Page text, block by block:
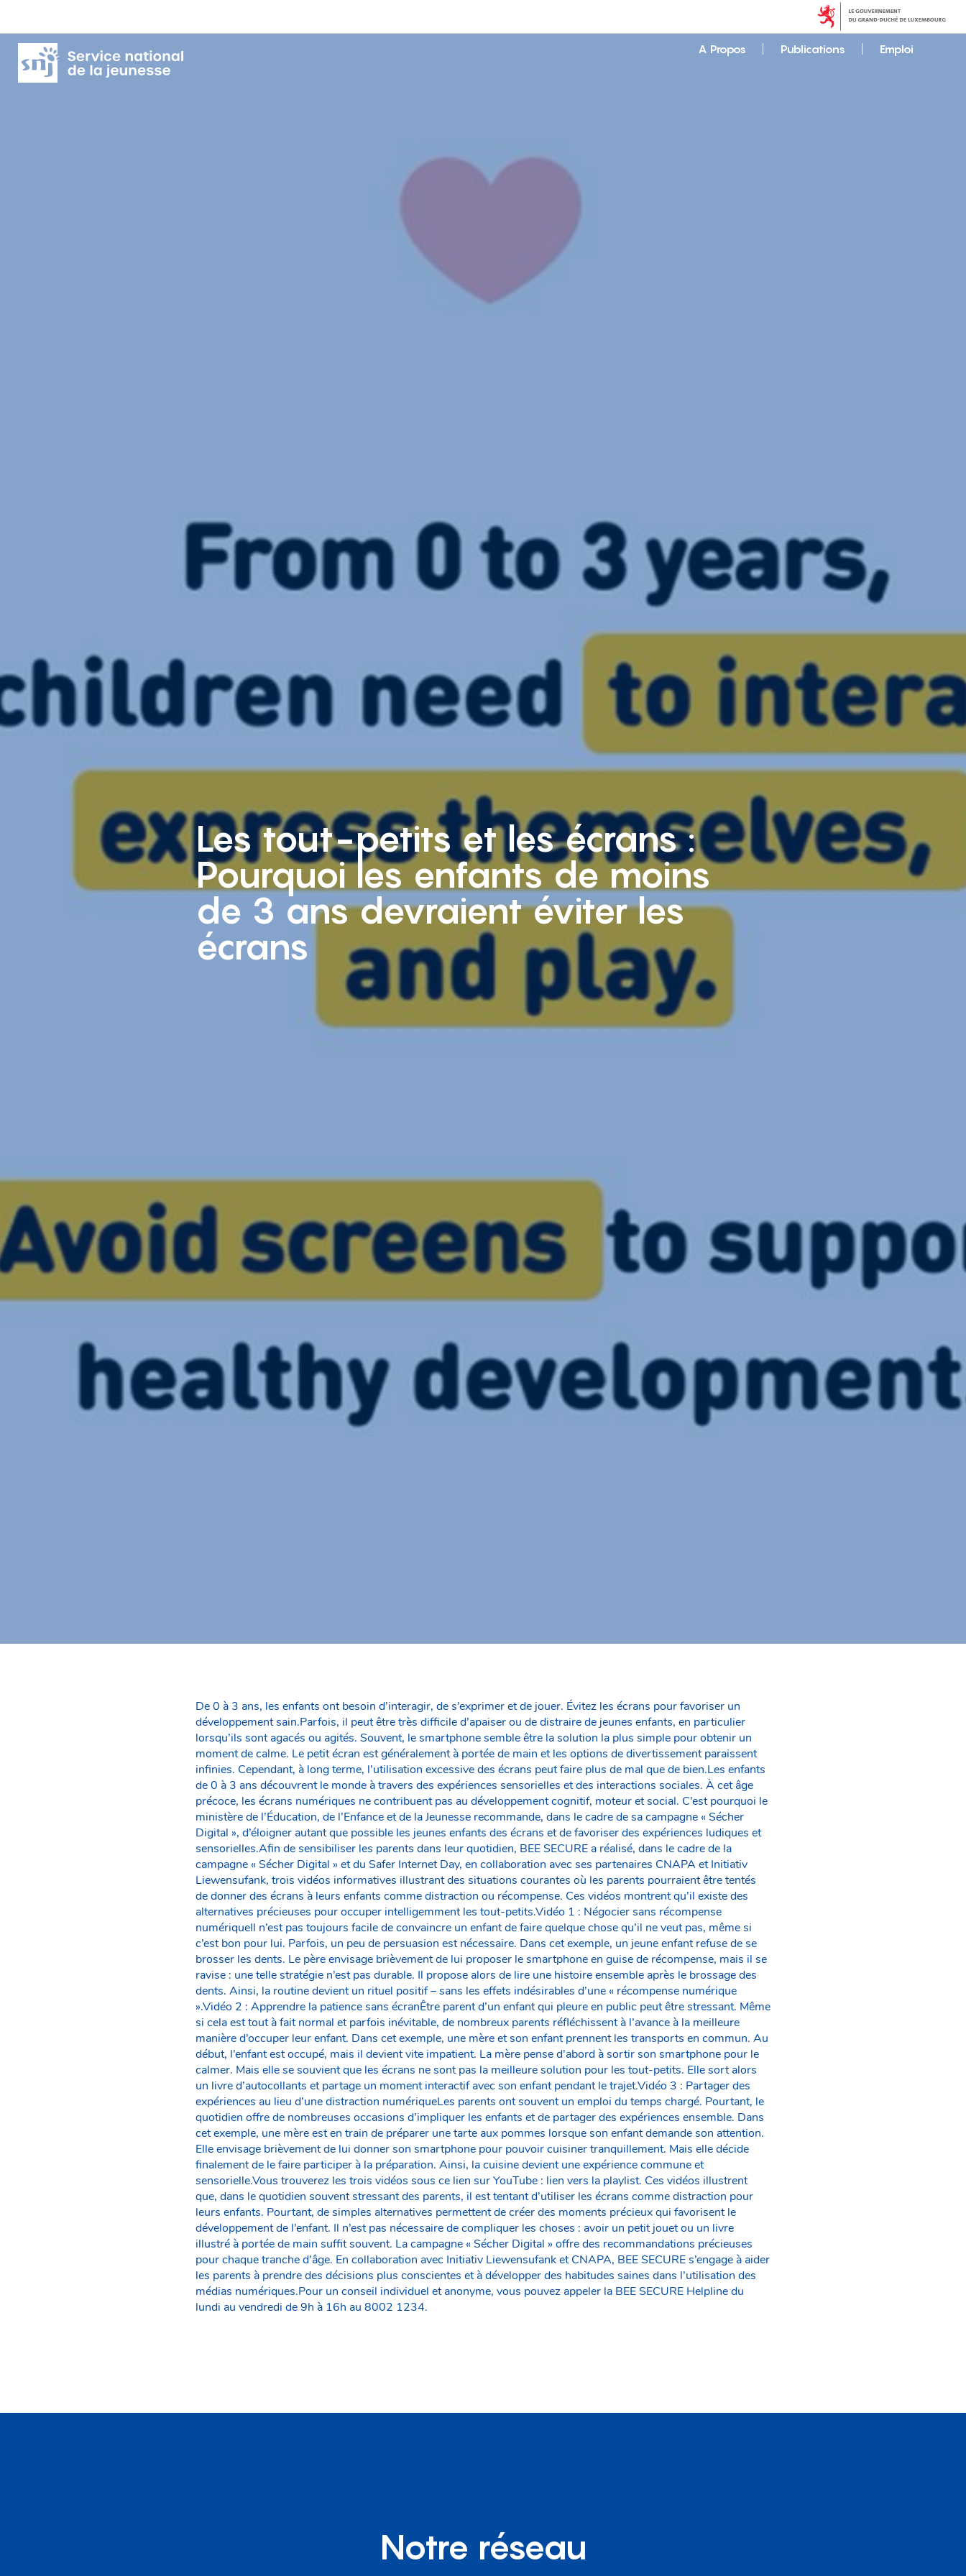
A Propos Publications Emploi
Les tout-petits et les écrans :
Pourquoi les enfants de moins
de 3 ans devraient éviter les
écrans
De 0 à 3 ans, les enfants ont besoin d’interagir, de s’exprimer et de jouer. Évitez les écrans pour favoriser un
développement sain.Parfois, il peut être très difficile d’apaiser ou de distraire de jeunes enfants, en particulier
lorsqu’ils sont agacés ou agités. Souvent, le smartphone semble être la solution la plus simple pour obtenir un
moment de calme. Le petit écran est généralement à portée de main et les options de divertissement paraissent
infinies. Cependant, à long terme, l’utilisation excessive des écrans peut faire plus de mal que de bien.Les enfants
de 0 à 3 ans découvrent le monde à travers des expériences sensorielles et des interactions sociales. À cet âge
précoce, les écrans numériques ne contribuent pas au développement cognitif, moteur et social. C’est pourquoi le
ministère de l’Éducation, de l’Enfance et de la Jeunesse recommande, dans le cadre de sa campagne « Sécher
Digital », d’éloigner autant que possible les jeunes enfants des écrans et de favoriser des expériences ludiques et
sensorielles.Afin de sensibiliser les parents dans leur quotidien, BEE SECURE a réalisé, dans le cadre de la
campagne « Sécher Digital » et du Safer Internet Day, en collaboration avec ses partenaires CNAPA et Initiativ
Liewensufank, trois vidéos informatives illustrant des situations courantes où les parents pourraient être tentés
de donner des écrans à leurs enfants comme distraction ou récompense. Ces vidéos montrent qu’il existe des
alternatives précieuses pour occuper intelligemment les tout-petits.Vidéo 1 : Négocier sans récompense
numériqueIl n’est pas toujours facile de convaincre un enfant de faire quelque chose qu’il ne veut pas, même si
c’est bon pour lui. Parfois, un peu de persuasion est nécessaire. Dans cet exemple, un jeune enfant refuse de se
brosser les dents. Le père envisage brièvement de lui proposer le smartphone en guise de récompense, mais il se
ravise : une telle stratégie n’est pas durable. Il propose alors de lire une histoire ensemble après le brossage des
dents. Ainsi, la routine devient un rituel positif – sans les effets indésirables d’une « récompense numérique
».Vidéo 2 : Apprendre la patience sans écranÊtre parent d’un enfant qui pleure en public peut être stressant. Même
si cela est tout à fait normal et parfois inévitable, de nombreux parents réfléchissent à l’avance à la meilleure
manière d’occuper leur enfant. Dans cet exemple, une mère et son enfant prennent les transports en commun. Au
début, l’enfant est occupé, mais il devient vite impatient. La mère pense d’abord à sortir son smartphone pour le
calmer. Mais elle se souvient que les écrans ne sont pas la meilleure solution pour les tout-petits. Elle sort alors
un livre d’autocollants et partage un moment interactif avec son enfant pendant le trajet.Vidéo 3 : Partager des
expériences au lieu d’une distraction numériqueLes parents ont souvent un emploi du temps chargé. Pourtant, le
quotidien offre de nombreuses occasions d’impliquer les enfants et de partager des expériences ensemble. Dans
cet exemple, une mère est en train de préparer une tarte aux pommes lorsque son enfant demande son attention.
Elle envisage brièvement de lui donner son smartphone pour pouvoir cuisiner tranquillement. Mais elle décide
finalement de le faire participer à la préparation. Ainsi, la cuisine devient une expérience commune et
sensorielle.Vous trouverez les trois vidéos sous ce lien sur YouTube : lien vers la playlist. Ces vidéos illustrent
que, dans le quotidien souvent stressant des parents, il est tentant d’utiliser les écrans comme distraction pour
leurs enfants. Pourtant, de simples alternatives permettent de créer des moments précieux qui favorisent le
développement de l’enfant. Il n’est pas nécessaire de compliquer les choses : avoir un petit jouet ou un livre
illustré à portée de main suffit souvent. La campagne « Sécher Digital » offre des recommandations précieuses
pour chaque tranche d’âge. En collaboration avec Initiativ Liewensufank et CNAPA, BEE SECURE s’engage à aider
les parents à prendre des décisions plus conscientes et à développer des habitudes saines dans l’utilisation des
médias numériques.Pour un conseil individuel et anonyme, vous pouvez appeler la BEE SECURE Helpline du
lundi au vendredi de 9h à 16h au 8002 1234.
Notre réseau